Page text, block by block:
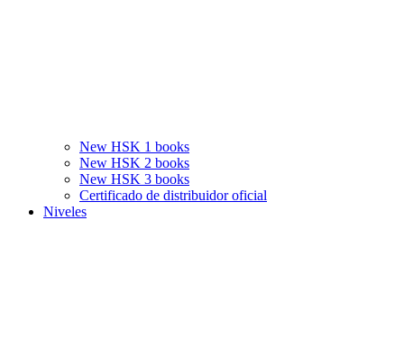
New HSK 1 books
New HSK 2 books
New HSK 3 books
Certificado de distribuidor oficial
Niveles